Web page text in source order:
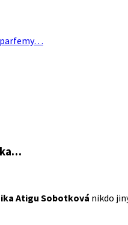
parfemy…
Atigu Sobotková nikdo